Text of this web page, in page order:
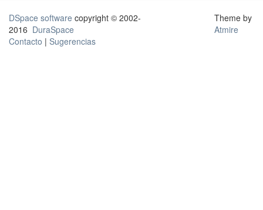
DSpace software copyright © 2002-
2016 DuraSpace
Contacto | Sugerencias
Theme by
Atmire